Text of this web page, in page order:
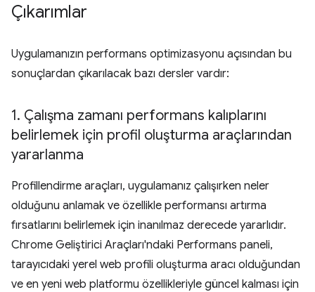
Çıkarımlar
Uygulamanızın performans optimizasyonu açısından bu
sonuçlardan çıkarılacak bazı dersler vardır:
1. Çalışma zamanı performans kalıplarını
belirlemek için profil oluşturma araçlarından
yararlanma
Profillendirme araçları, uygulamanız çalışırken neler
olduğunu anlamak ve özellikle performansı artırma
fırsatlarını belirlemek için inanılmaz derecede yararlıdır.
Chrome Geliştirici Araçları'ndaki Performans paneli,
tarayıcıdaki yerel web profili oluşturma aracı olduğundan
ve en yeni web platformu özellikleriyle güncel kalması için